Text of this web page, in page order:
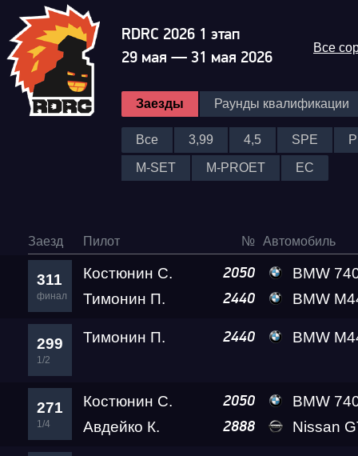
RDRC 2026 1 этап
29 мая — 31 мая 2026
Все
Заезды Раунды квалификации
Все 3,99 4,5 SPE
M-SET M-PROET EC
Заезд Пилот № Автомобиль
311
финал
Костюнин С. 2050
BMW 740
Тимонин П.
2440 BMW
299
1/2
Тимонин П. 2440 BMW
271
1/4
Костюнин С. 2050
BMW 740
Авдейко К.
2888 Nissan GT-R